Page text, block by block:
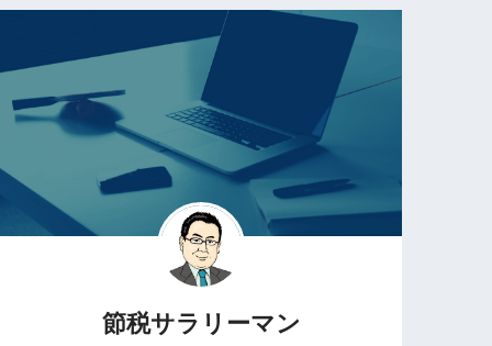
節税サラリーマン